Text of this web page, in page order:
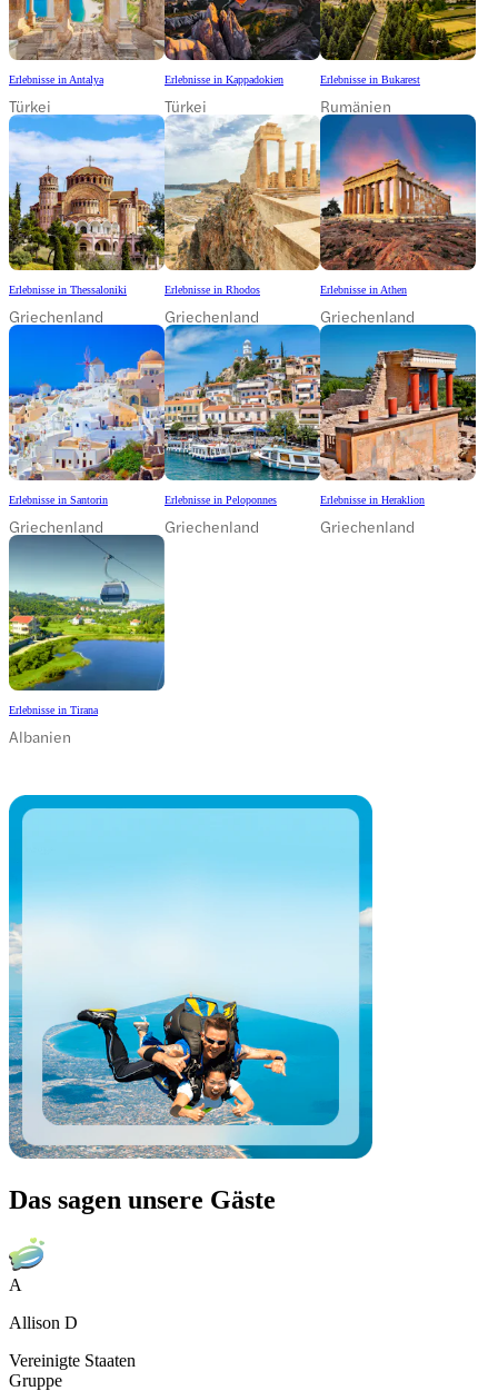
Erlebnisse in Antalya
Türkei
Erlebnisse in Kappadokien
Türkei
Erlebnisse in Bukarest
Rumänien
Erlebnisse in Thessaloniki
Griechenland
Erlebnisse in Rhodos
Griechenland
Erlebnisse in Athen
Griechenland
Erlebnisse in Santorin
Griechenland
Erlebnisse in Peloponnes
Griechenland
Erlebnisse in Heraklion
Griechenland
Erlebnisse in Tirana
Albanien
Das sagen unsere Gäste
A
Allison D
Vereinigte Staaten
Gruppe